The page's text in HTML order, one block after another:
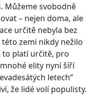
Můžeme svobodně
– nejen doma, ale
určitě nebyla bez
této zemi nikdy nežilo
to platí určitě, pro
elity nyní šíří
letech“
že lidé volí populisty.